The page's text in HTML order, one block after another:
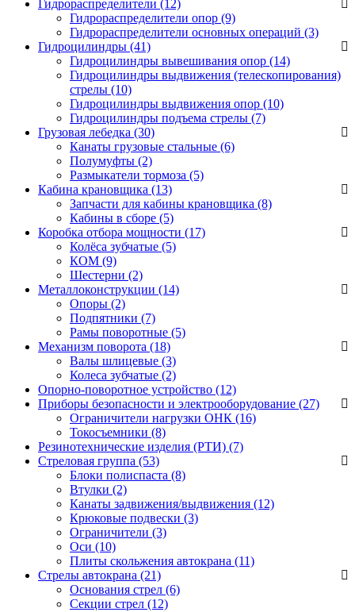
Гидрораспределители (12)
Гидрораспределители опор (9)
Гидрораспределители основных операций (3)
Гидроцилиндры (41)
Гидроцилиндры вывешивания опор (14)
Гидроцилиндры выдвижения (телескопирования)
стрелы (10)
Гидроцилиндры выдвижения опор (10)
Гидроцилиндры подъема стрелы (7)
Грузовая лебедка (30)
Канаты грузовые стальные (6)
Полумуфты (2)
Размыкатели тормоза (5)
Кабина крановщика (13)
Запчасти для кабины крановщика (8)
Кабины в сборе (5)
Коробка отбора мощности (17)
Колёса зубчатые (5)
КОМ (9)
Шестерни (2)
Металлоконструкции (14)
Опоры (2)
Подпятники (7)
Рамы поворотные (5)
Механизм поворота (18)
Валы шлицевые (3)
Колеса зубчатые (2)
Опорно-поворотное устройство (12)
Приборы безопасности и электрооборудование (27)
Ограничители нагрузки ОНК (16)
Токосъемники (8)
Резинотехнические изделия (РТИ) (7)
Стреловая группа (53)
Блоки полиспаста (8)
Втулки (2)
Канаты задвижения/выдвижения (12)
Крюковые подвески (3)
Ограничители (3)
Оси (10)
Плиты скольжения автокрана (11)
Стрелы автокрана (21)
Основания стрел (6)
Секции стрел (12)